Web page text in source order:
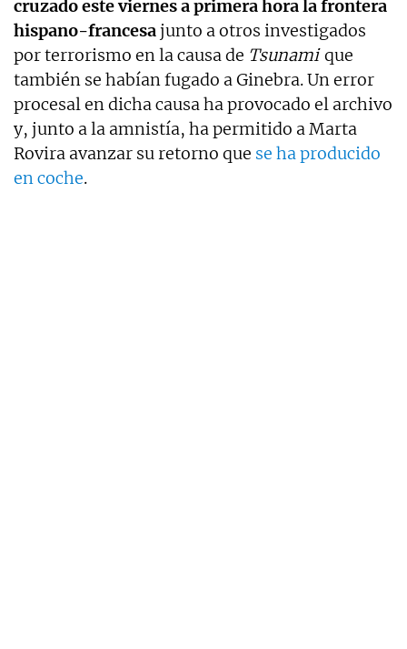
cruzado este viernes a primera hora la frontera
hispano-francesajunto a otros investigados
por terrorismo en la causa de Tsunamique
también se habían fugado a Ginebra. Un error
procesal en dicha causa ha provocado el archivo
y, junto a la amnistía, ha permitido a Marta
Rovira avanzar su retorno que se ha producido
en coche.